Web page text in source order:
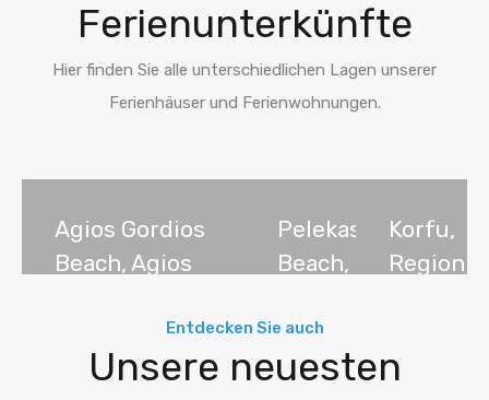
Ferienunterkünfte
Hier finden Sie alle unterschiedlichen Lagen unserer
Ferienhäuser und Ferienwohnungen.
Agios Gordios
Beach, Agios
Griechenland
Pelekas
Beach,
Korfu,
Griechenland
Korfu,
Region
Inseln,
Entdecken Sie auch
Unsere neuesten